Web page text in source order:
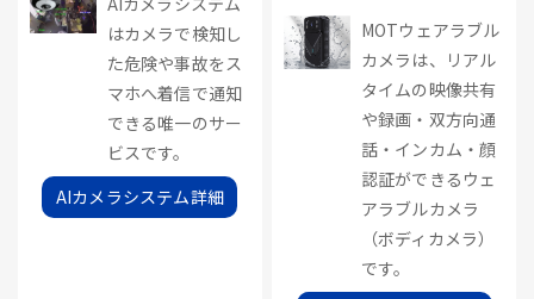
はカメラで検知し
た危険や事故をス
マホへ着信で通知
できる唯一のサー
ビスです。
AIカメラシステム詳細
MOTウェアラブル
カメラは、リアル
タイムの映像共有
や録画・双方向通
話・インカム・顔
認証ができるウェ
アラブルカメラ
（ボディカメラ）
です。